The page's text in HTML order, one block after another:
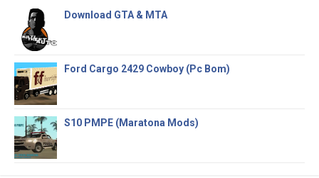
Download GTA & MTA
Ford Cargo 2429 Cowboy (Pc Bom)
S10 PMPE (Maratona Mods)